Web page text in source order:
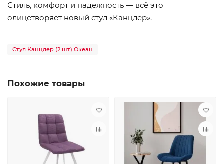
Стиль, комфорт и надежность — всё это
олицетворяет новый стул «Канцлер».
Стул Канцлер (2 шт) Океан
Похожие товары